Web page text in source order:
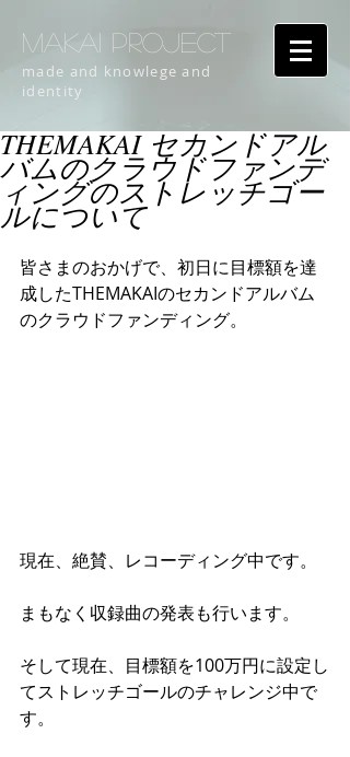
MAKAI PROJECT
made and knowlege and
identity
THEMAKAI セカンドアル
バムのクラウドファンデ
ィングのストレッチゴー
ルについて
皆さまのおかげで、初日に目標額を達
成したTHEMAKAIのセカンドアルバム
のクラウドファンディング。
現在、絶賛、レコーディング中です。
まもなく収録曲の発表も行います。
そして現在、目標額を100万円に設定し
てストレッチゴールのチャレンジ中で
す。